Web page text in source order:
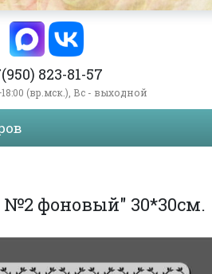
823-81-57
(вр.мск.), Вс - выходной
№2 фоновый" 30*30см.